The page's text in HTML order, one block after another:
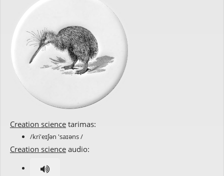
Creation science tarimas:
/kri'eɪʃən 'saɪəns /
Creation science audio: